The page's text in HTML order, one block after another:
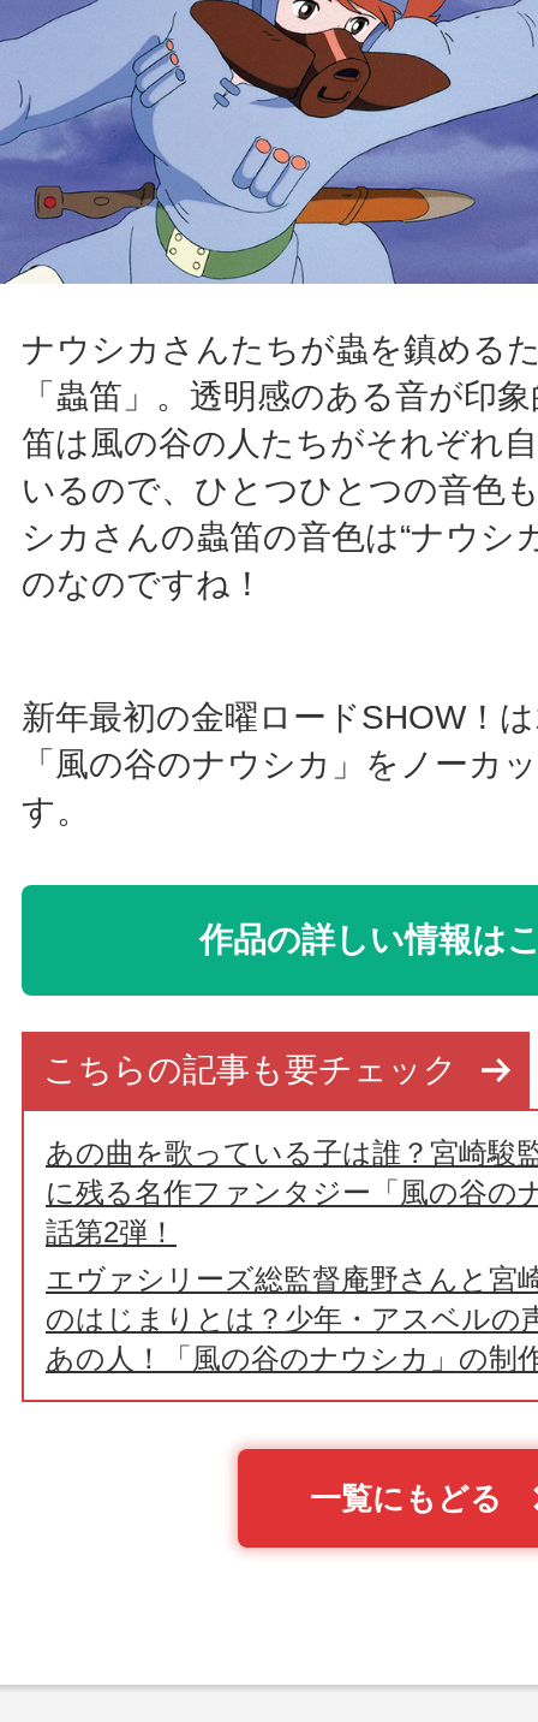
ナウシカさんたちが蟲を鎮める
「蟲笛」。透明感のある音が印
笛は風の谷の人たちがそれぞれ
いるので、ひとつひとつの音色
シカさんの蟲笛の音色は“ナウシ
のなのですね！
新年最初の金曜ロードSHOW！
「風の谷のナウシカ」をノーカ
す。
作品の詳しい情報は
こちらの記事も要チェック
あの曲を歌っている子は誰？宮崎駿
に残る名作ファンタジー「風の谷の
話第2弾！
エヴァシリーズ総監督庵野さんと宮
のはじまりとは？少年・アスベルの
あの人！「風の谷のナウシカ」の制
一覧にもどる